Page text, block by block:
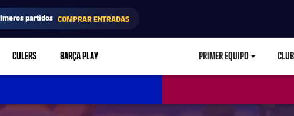
partidos COMPRAR ENTRADAS
CULERS BARÇA PLAY PRIMER EQUIPO CLUB